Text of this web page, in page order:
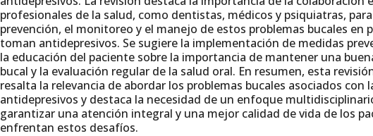
profesionales de la salud, como dentistas, médicos y psiquiatras,
prevención, el monitoreo y el manejo de estos problemas bucales en
toman antidepresivos. Se sugiere la implementación de medidas
la educación del paciente sobre la importancia de mantener una
bucal y la evaluación regular de la salud oral. En resumen, esta
resalta la relevancia de abordar los problemas bucales asociados con
antidepresivos y destaca la necesidad de un enfoque
garantizar una atención integral y una mejor calidad de vida de los
enfrentan estos desafíos.